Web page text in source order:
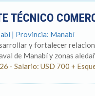
TÉCNICO
| Provincia: Manabí
y fortalecer
de Manabí y zonas
- Salario: USD 700 +